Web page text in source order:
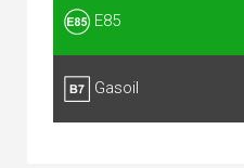
E85
Gasoil